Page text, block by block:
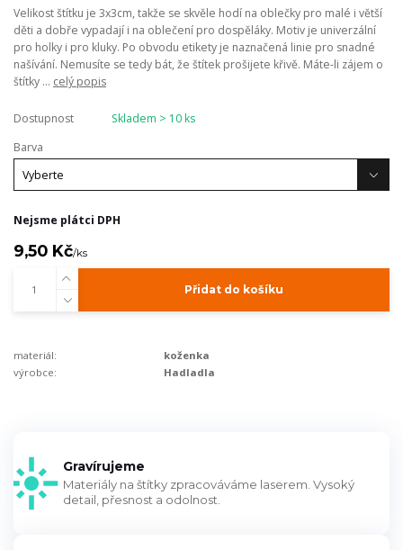
Velikost štítku je 3x3cm, takže se skvěle hodí na oblečky pro malé i větší
děti a dobře vypadají i na oblečení pro dospěláky. Motiv je univerzální
pro holky i pro kluky. Po obvodu etikety je naznačená linie pro snadné
našívání. Nemusíte se tedy bát, že štítek prošijete křivě. Máte-li zájem o
štítky ... celý popis
Dostupnost
Skladem > 10 ks
Barva
Nejsme plátci DPH
9,50 Kč/ks
Přidat do košíku
materiál:
koženka
výrobce:
Hadladla
Gravírujeme
Materiály na štítky zpracováváme laserem. Vysoký
detail, přesnost a odolnost.